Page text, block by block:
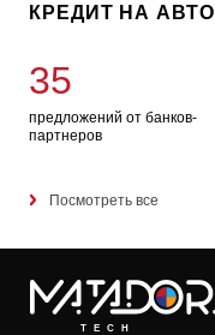
КРЕДИТ НА АВТО
35
предложений от банков-
партнеров
Посмотреть все
TECH